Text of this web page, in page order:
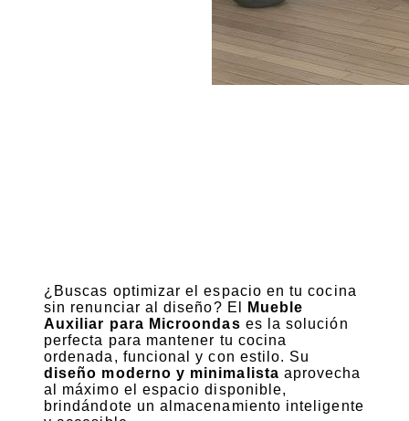
¿Buscas optimizar el espacio en tu cocina
sin renunciar al diseño? El
Mueble
Auxiliar para Microondas es la solución
perfecta para mantener tu cocina
ordenada, funcional y con estilo. Su
diseño moderno y minimalista aprovecha
al máximo el espacio disponible,
brindándote un almacenamiento inteligente